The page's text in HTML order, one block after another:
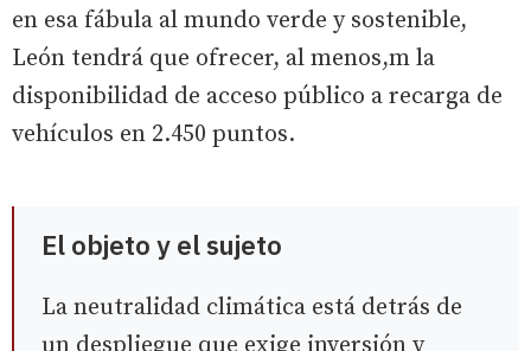
en esa fábula al mundo verde y sostenible,
León tendrá que ofrecer, al menos,m la
disponibilidad de acceso público a recarga de
vehículos en 2.450 puntos.
El objeto y el sujeto
La neutralidad climática está detrás de